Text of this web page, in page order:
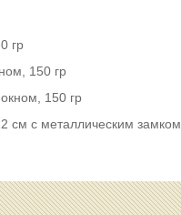
гр
150 гр
150 гр
см с металлическим замком.